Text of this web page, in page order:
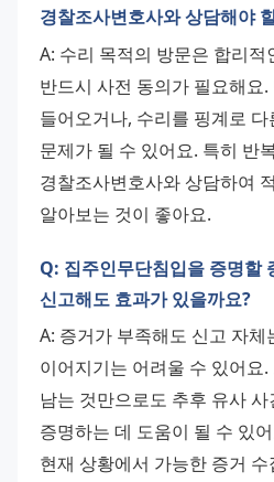
경찰조사변호사와 상담해야
A: 수리 목적의 방문은 합리적
반드시 사전 동의가 필요해요.
들어오거나, 수리를 핑계로
문제가 될 수 있어요. 특히 반
경찰조사변호사와 상담하여
알아보는 것이 좋아요.
Q: 집주인무단침입을 증명할
신고해도 효과가 있을까요?
A: 증거가 부족해도 신고 자
이어지기는 어려울 수 있어요
남는 것만으로도 추후 유사
증명하는 데 도움이 될 수 있
현재 상황에서 가능한 증거